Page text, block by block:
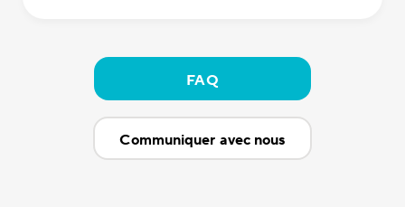
FAQ
Communiquer avec nous